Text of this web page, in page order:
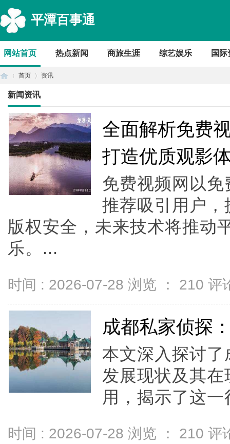
平潭百事通
网站首页 热点新闻 商旅生涯 综艺娱乐 国际
›
首页
›
资讯
新闻资讯
全面解析免费
打造优质观影
免费视频网以
推荐吸引用户
版权安全，未来技术将推动
乐。...
时间 : 2026-07-28 浏览 ： 210 评
成都私家侦探
本文深入探讨
发展现状及其
用，揭示了这
时间 : 2026-07-28 浏览 ： 210 评